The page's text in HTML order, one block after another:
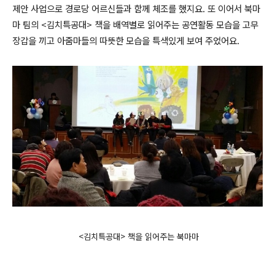
제안 사업으로 경로당 어르신들과 함께 체조를 했지요. 또 이어서 북마
마 팀의 <김치특공대> 책을 배역별로 읽어주는 공연활동 모습을 고무
장갑을 끼고 아줌마들의 따뜻한 모습을 특색있게 보여 주었어요.
<김치특공대> 책을 읽어주는 북마마